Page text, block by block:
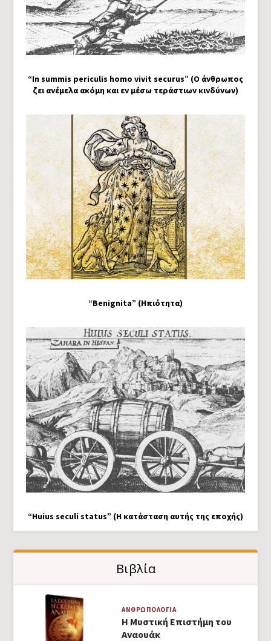
“In summis periculis homo vivit securus” (Ο άνθρωπος
ζει ανέμελα ακόμη και εν μέσω τεράστιων κινδύνων)
“Benignita” (Ηπιότητα)
“Huius seculi status” (Η κατάσταση αυτής της εποχής)
Βιβλία
ΑΝΘΡΩΠΟΛΟΓΊΑ
Η Μυστική Επιστήμη του
Αναουάκ